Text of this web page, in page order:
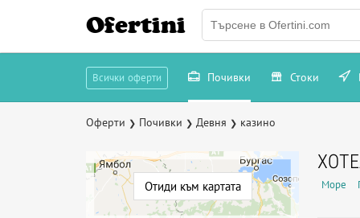
Ofertini
Всички оферти Почивки Стоки
Оферти ❯ Почивки ❯ Девня ❯ казино
Отиди към картата Море